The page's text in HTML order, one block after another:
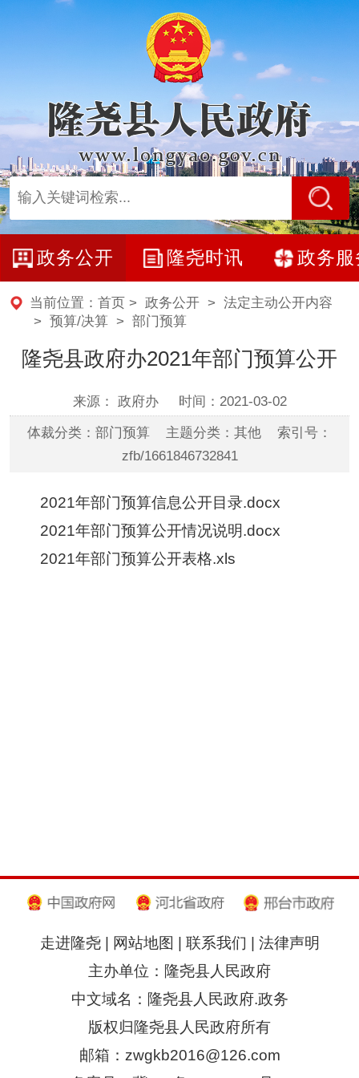
政务公开 隆尧时讯 政务服
当前位置： 首页 > 政务公开> 法定主动公开内容
> 预算/决算> 部门预算
隆尧县政府办2021年部门预算公开
来源： 政府办 时间：2021-03-02
体裁分类：部门预算 主题分类：其他 索引号：
zfb/1661846732841
2021年部门预算信息公开目录.docx
2021年部门预算公开情况说明.docx
2021年部门预算公开表格.xls
走进隆尧| 网站地图 联系我们
法律声明
主办单位：隆尧县人民政府
中文域名：隆尧县人民政府.政务
版权归隆尧县人民政府所有
邮箱：zwgkb2016@126.com